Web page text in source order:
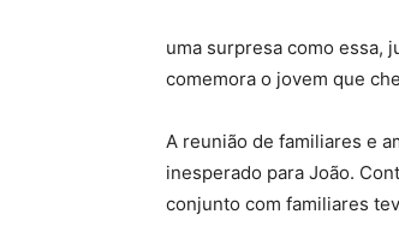
uma surpresa como essa,
comemora o jovem que
A reunião de familiares e
inesperado para João.
conjunto com familiares